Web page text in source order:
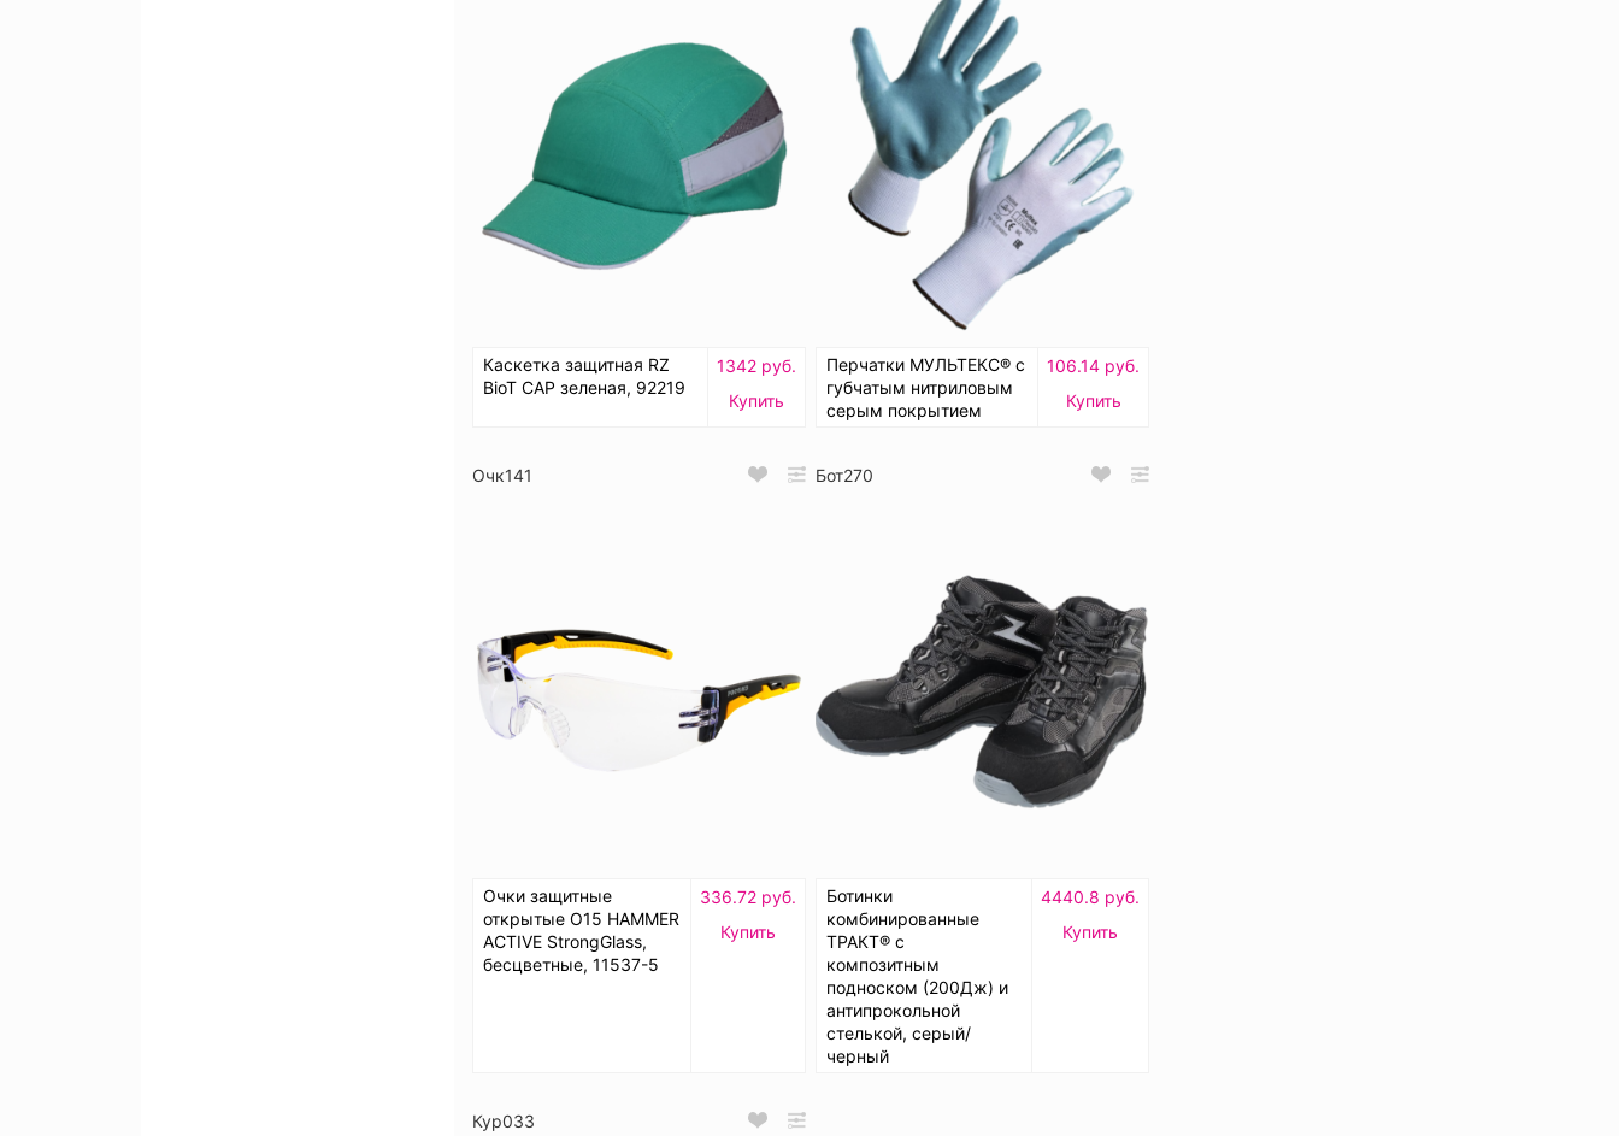
Каскетка защитная RZ
BioT CAP зеленая, 92219
1342 руб.
Купить
Перчатки МУЛЬТЕКС® с
губчатым нитриловым
серым покрытием
106.14 руб.
Купить
Очк141
Очки защитные
открытые О15 HAMMER
ACTIVE StrongGlass,
бесцветные, 11537-5
336.72 руб.
Купить
Бот270
Ботинки
комбинированные
ТРАКТ® с
композитным
подноском (200Дж) и
антипрокольной
стелькой, серый/
черный
4440.8 руб.
Купить
Кур033